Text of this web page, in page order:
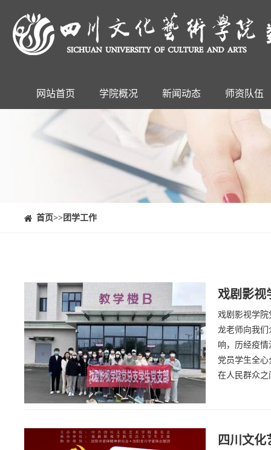
⠀⠀首页>>团学工作
戏剧影视
戏剧影视学院
龙老师向我们
响，历经疫
党员学生全
在人民群众
四川文
网站首页 学院概况 新闻动态 师资队伍